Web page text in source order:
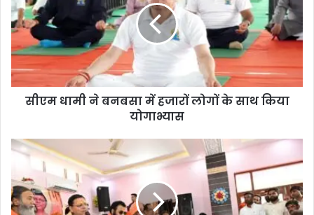
सीएम धामी ने बनबसा में हजारों लोगों के साथ किया
योगाभ्यास